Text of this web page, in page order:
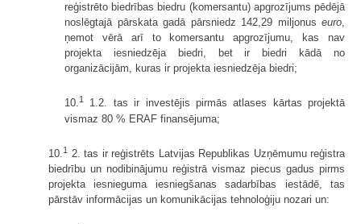
reģistrēto biedrības biedru (komersantu) apgrozījums pēdējā
noslēgtajā pārskata gadā pārsniedz 142,29 miljonus euro,
ņemot vērā arī to komersantu apgrozījumu, kas nav
projekta iesniedzēja biedri, bet ir biedri kādā no
organizācijām, kuras ir projekta iesniedzēja biedri;
10.1
1.2. tas ir investējis pirmās atlases kārtas projektā
vismaz 80 % ERAF finansējuma;
10.1 2. tas ir reģistrēts Latvijas Republikas Uzņēmumu reģistra
biedrību un nodibinājumu reģistrā vismaz piecus gadus pirms
projekta iesnieguma iesniegšanas sadarbības iestādē, tas
pārstāv informācijas un komunikācijas tehnoloģiju nozari un: